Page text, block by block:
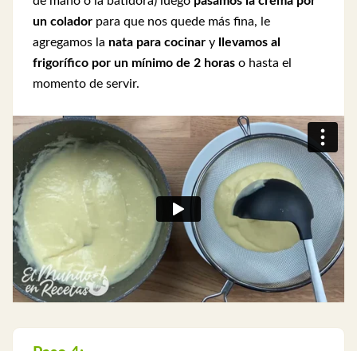
un colador para que nos quede más fina, le
agregamos la nata para cocinar y
llevamos al
frigorífico por un mínimo de 2 horas o hasta el
momento de servir.